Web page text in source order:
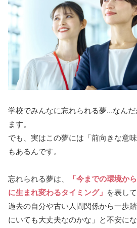
学校でみんなに忘れられる夢…なん
ます。
でも、実はこの夢には「前向きな意
もあるんです。
忘れられる夢は、
「今までの環境か
に生まれ変わるタイミング」 を表し
過去の自分や古い人間関係から一歩
にいても大丈夫なのかな」と不安に